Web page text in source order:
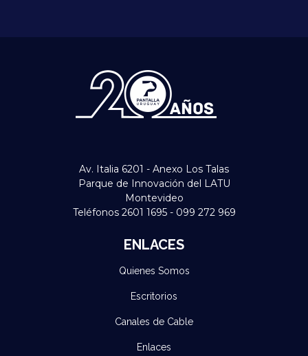
Av. Italia 6201 - Anexo Los Talas
Parque de Innovación del LATU
Montevideo
Teléfonos 2601 1695 - 099 272 969
ENLACES
Quienes Somos
Escritorios
Canales de Cable
Enlaces